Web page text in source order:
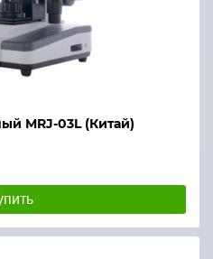
MRJ-03L (Китай)